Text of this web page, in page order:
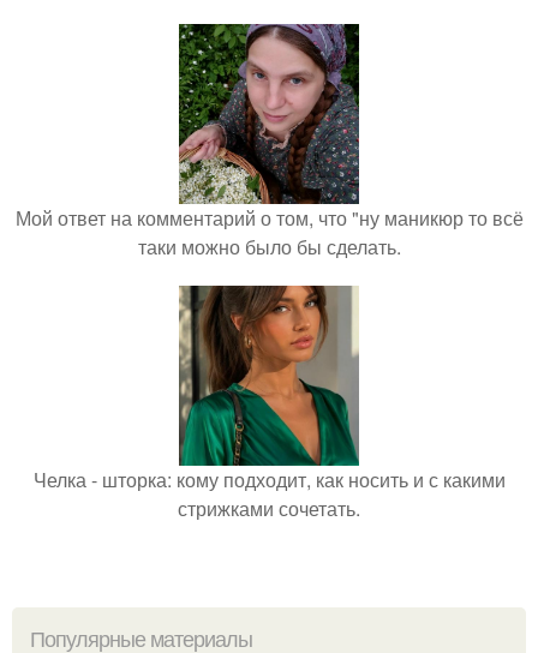
Мой ответ на комментарий о том, что "ну маникюр то всё
таки можно было бы сделать.
Челка - шторка: кому подходит, как носить и с какими
стрижками сочетать.
Популярные материалы